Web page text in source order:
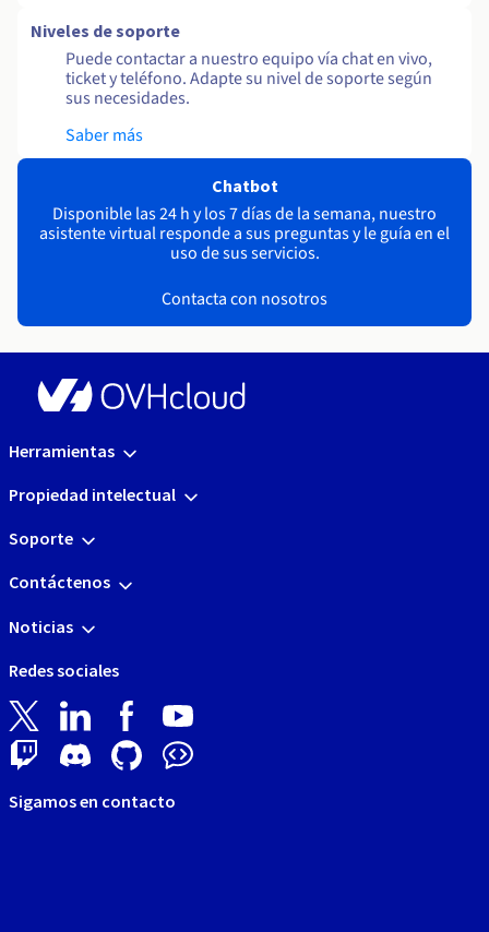
Niveles de soporte
Puede contactar a nuestro equipo vía chat en vivo,
ticket y teléfono. Adapte su nivel de soporte según
sus necesidades.
Saber más
Chatbot
Disponible las 24 h y los 7 días de la semana, nuestro
asistente virtual responde a sus preguntas y le guía en el
uso de sus servicios.
Contacta con nosotros
Herramientas
Propiedad intelectual
Soporte
Contáctenos
Noticias
Redes sociales
Sigamos en contacto